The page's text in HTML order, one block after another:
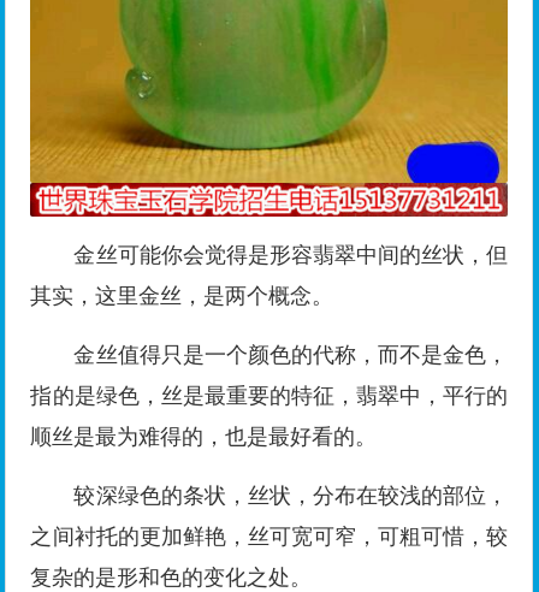
金丝可能你会觉得是形容翡翠中间的丝状，但
其实，这里金丝，是两个概念。
金丝值得只是一个颜色的代称，而不是金色，
指的是绿色，丝是最重要的特征，翡翠中，平行的
顺丝是最为难得的，也是最好看的。
较深绿色的条状，丝状，分布在较浅的部位，
之间衬托的更加鲜艳，丝可宽可窄，可粗可惜，较
复杂的是形和色的变化之处。